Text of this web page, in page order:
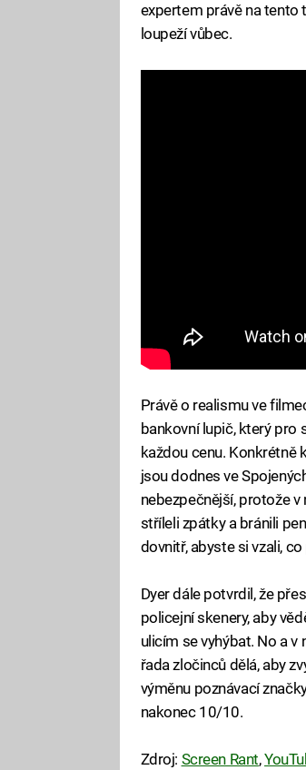
expertem právě na tento
loupeží vůbec.
Právě o realismu ve
bankovní lupič, který pro
každou cenu. Konkrétně
jsou dodnes ve
nebezpečnější, protože
stříleli zpátky a bránili
dovnitř, abyste si vzali,
Dyer dále potvrdil, že
policejní skenery, aby
ulicím se vyhýbat. No a
řada zločinců dělá, aby
výměnu poznávací
nakonec 10/10.
Zdroj: Screen Rant,